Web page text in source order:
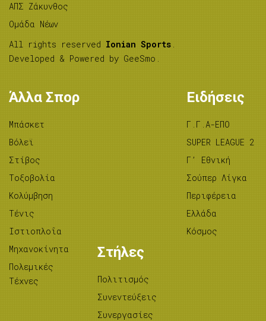
ΑΠΣ Ζάκυνθος
Ομάδα Νέων
All rights reserved Ionian Sports .
Developed & Powered by GeeSmo .
Άλλα Σπορ
Μπάσκετ
Βόλεϊ
Στίβος
Tοξοβολία
Κολύμβηση
Τένις
Ιστιοπλοΐα
Μηχανοκίνητα
Πολεμικές
Τέχνες
Ειδήσεις
Γ.Γ.Α-ΕΠΟ
SUPER LEAGUE 2
Γ’ Εθνική
Σούπερ Λίγκα
Περιφέρεια
Ελλάδα
Κόσμος
Στήλες
Πολιτισμός
Συνεντεύξεις
Συνεργασίες